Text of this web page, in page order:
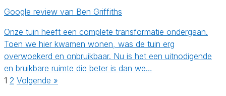
Google review van Ben Griffiths
Onze tuin heeft een complete transformatie ondergaan.
Toen we hier kwamen wonen, was de tuin erg
overwoekerd en onbruikbaar. Nu is het een uitnodigende
en bruikbare ruimte die beter is dan we…
1 2 Volgende »